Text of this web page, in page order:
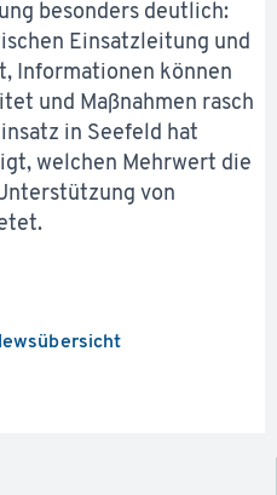
besonders deutlich:
Einsatzleitung und
Informationen können
und Maßnahmen rasch
in Seefeld hat
welchen Mehrwert die
von